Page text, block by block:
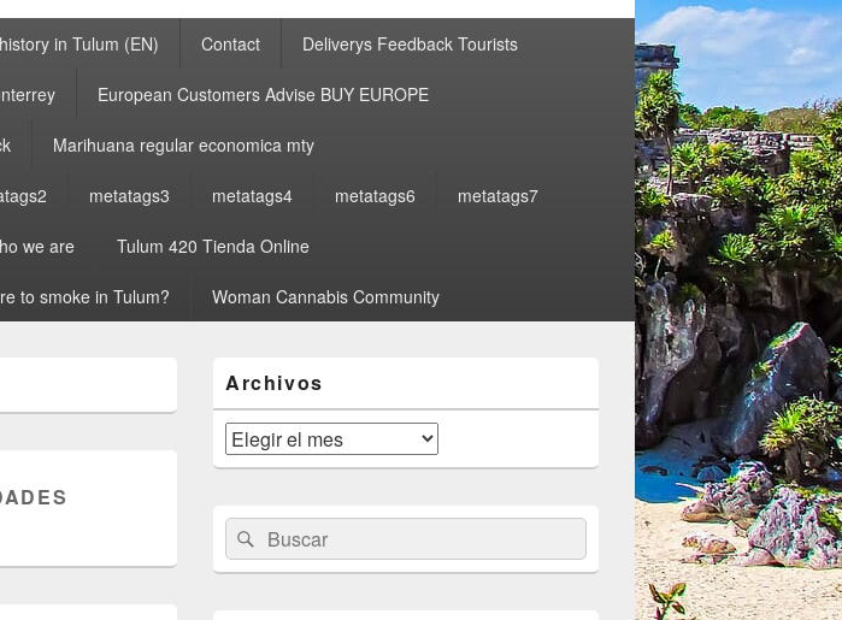
in Tulum (EN) Contact Deliverys Feedback Tourists
European Customers Advise BUY EUROPE
Marihuana regular economica mty
metatags3 metatags4 metatags6 metatags7
we are Tulum 420 Tienda Online
to smoke in Tulum? Woman Cannabis Community
área
de
widget
barra
lateral
Archivos
Archivos
Buscar
por:
Buscar